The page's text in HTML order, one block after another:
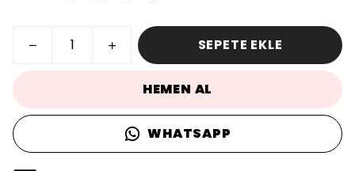
SEPETE EKLE
HEMEN AL
WHATSAPP